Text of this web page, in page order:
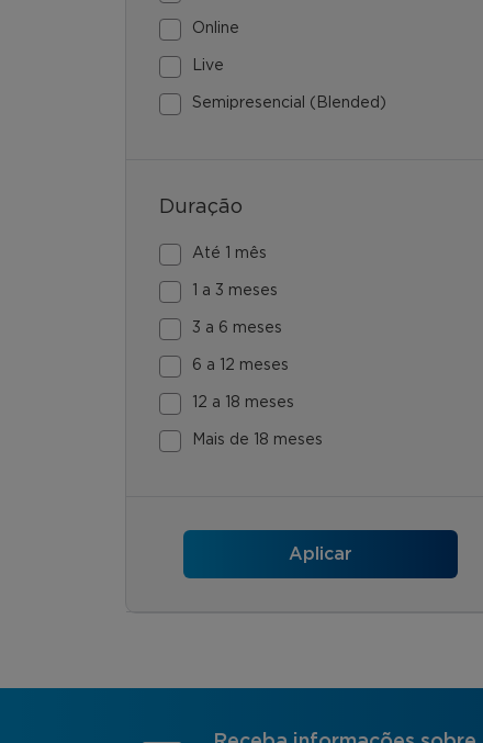
Online
Live
Semipresencial (Blended)
Duração
Até 1 mês
1 a 3 meses
3 a 6 meses
6 a 12 meses
12 a 18 meses
Mais de 18 meses